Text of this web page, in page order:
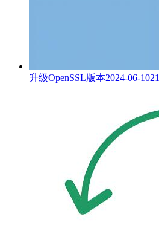
升级OpenSSL版本2024-06-1021